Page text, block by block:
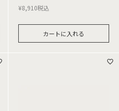
¥8,910税込
カートに入れる